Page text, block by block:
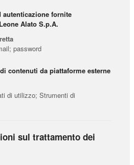
autenticazione fornite
Alato S.p.A.
password
contenuti da piattaforme esterne
di utilizzo; Strumenti di
sul trattamento dei